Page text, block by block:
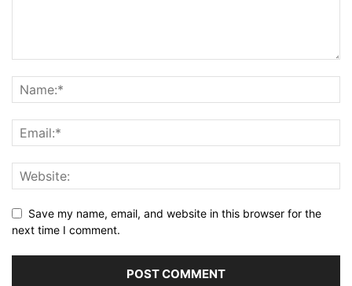
Save my name, email, and website in this browser for the
next time I comment.